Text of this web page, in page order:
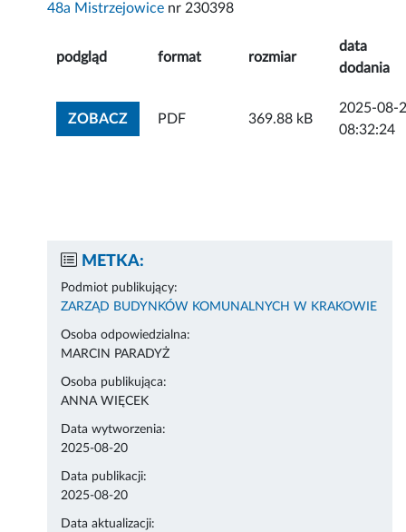
48a Mistrzejowice nr 230398
podgląd format rozmiar
data
dodania
ZOBACZZOBACZ ZAŁĄCZNIK
PDF 369.88 kB
2025-08-
08:32:24
METKA:
Podmiot publikujący:
ZARZĄD BUDYNKÓW KOMUNALNYCH W KRAKOWIE
Osoba odpowiedzialna:
MARCIN PARADYŻ
Osoba publikująca:
ANNA WIĘCEK
Data wytworzenia:
2025-08-20
Data publikacji:
2025-08-20
Data aktualizacji: